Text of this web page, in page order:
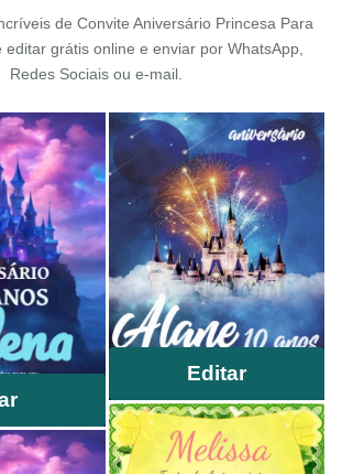
de Convite Aniversário Princesa Para
editar grátis online e enviar por WhatsApp,
Redes Sociais ou e-mail.
Editar